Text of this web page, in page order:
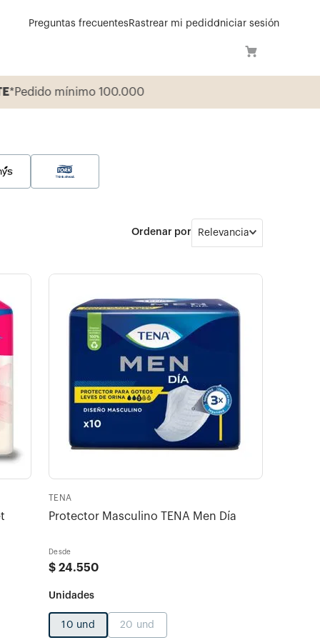
Preguntas frecuentes Rastrear mi pedidoIniciar sesión
*Pedido mínimo 100.000
Relevancia
TENA
Protector Masculino TENA Men Día
Desde
$ 24.550
10 und 20 und